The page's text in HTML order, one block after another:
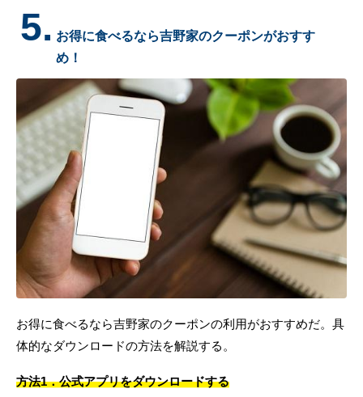
5. お得に食べるなら吉野家のクーポンがおすす
め！
お得に食べるなら吉野家のクーポンの利用がおすすめだ。具
体的なダウンロードの方法を解説する。
方法1．公式アプリをダウンロードする